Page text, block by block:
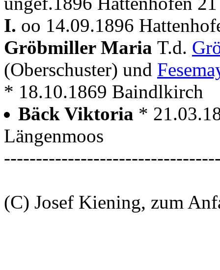
I. oo 14.09.1896
Gröbmiller Maria T.d.
(Oberschuster) und
* 18.10.1869 Baindlkirch
Bäck Viktoria *
Längenmoos
(C) Josef Kiening, zum